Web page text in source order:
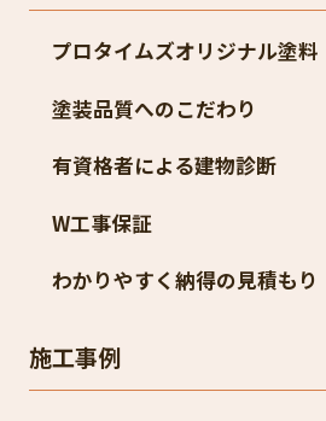
プロタイムズオリジナル塗料
塗装品質へのこだわり
有資格者による建物診断
W工事保証
わかりやすく納得の見積もり
施工事例